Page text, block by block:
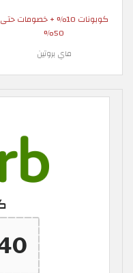
كوبونات 10% + خصومات حتى
50%
ماي بروتين